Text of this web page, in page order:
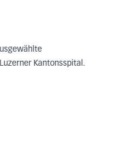
Kantonsspital.